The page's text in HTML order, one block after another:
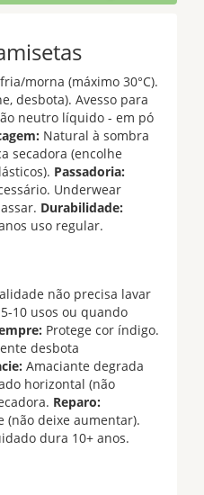
morna (máximo 30°C).
desbota). Avesso para
neutro líquido - em pó
Natural à sombra
secadora (encolhe
Passadoria:
Underwear
Durabilidade:
uso regular.
não precisa lavar
10 usos ou quando
Protege cor índigo.
desbota
Amaciante degrada
horizontal (não
Reparo:
(não deixe aumentar).
dura 10+ anos.